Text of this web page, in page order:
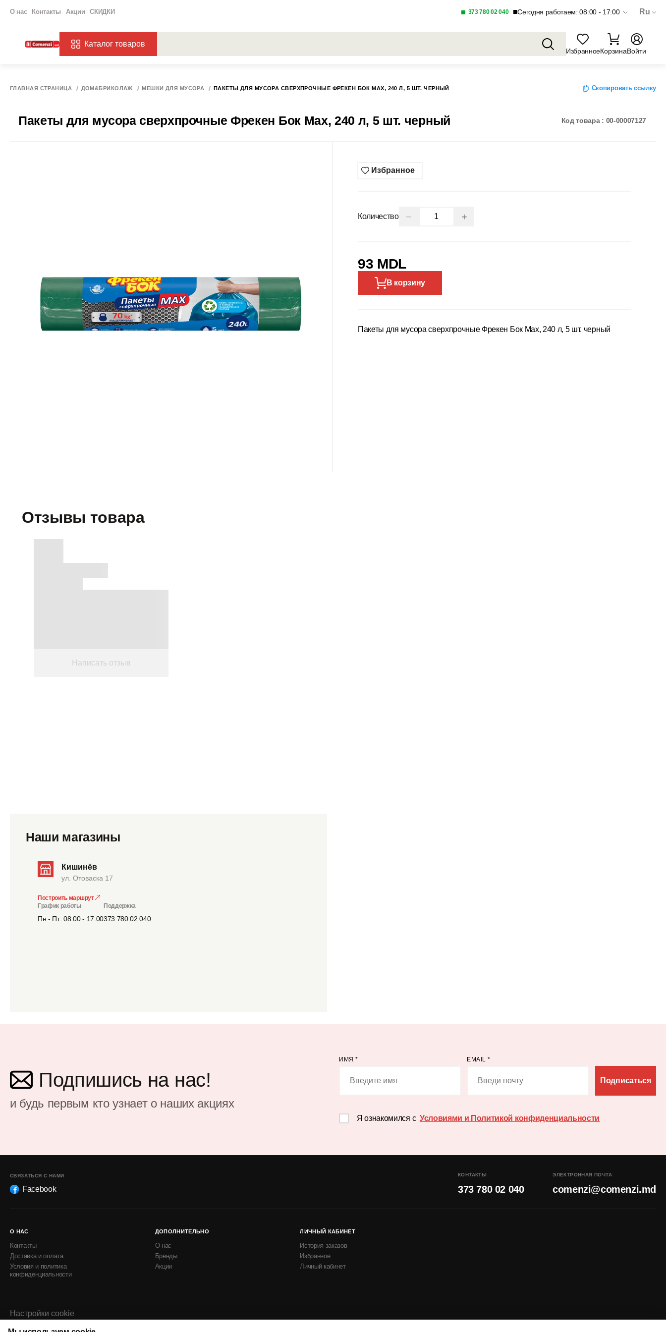
О нас Контакты Акции СКИДКИ 373 780 02 040 Сегодня работаем: 08:00 - 17:00 Ru
Каталог товаров
ИзбранноеКорзинаВойти
ГЛАВНАЯ СТРАНИЦА ДОМ&БРИКОЛАЖ МЕШКИ ДЛЯ МУСОРА ПАКЕТЫ ДЛЯ МУСОРА СВЕРХПРОЧНЫЕ ФРЕКЕН БОК MAX, 240 Л, 5 ШТ. ЧЕРНЫЙ Скопировать ссылку
Пакеты для мусора сверхпрочные Фрекен Бок Max, 240 л, 5 шт. черный Код товара : 00-00007127
Избранное
Количество − +
93 MDL
В корзину
Пакеты для мусора сверхпрочные Фрекен Бок Max, 240 л, 5 шт. черный
Отзывы товара
Написать отзыв
Наши магазины
Кишинёв
ул. Отоваска 17
Построить маршрут
График работы
Пн - Пт: 08:00 - 17:00
Поддержка
373 780 02 040
Подпишись на нас!
и будь первым кто узнает о наших акциях
ИМЯ * EMAIL*
Подписаться
Я ознакомился с Условиями и Политикой конфиденциальности
СВЯЗАТЬСЯ С НАМИ
Facebook
КОНТАКТЫ
373 780 02 040
ЭЛЕКТРОННАЯ ПОЧТА
comenzi@comenzi.md
О НАС
Контакты
Доставка и оплата
Условия и политика
конфиденциальности
ДОПОЛНИТЕЛЬНО
О нас
Бренды
Акции
ЛИЧНЫЙ КАБИНЕТ
История заказов
Избранное
Личный кабинет
Настройки cookie